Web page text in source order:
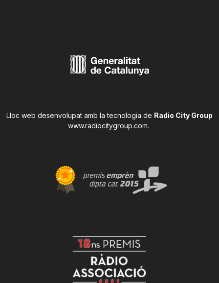
Lloc web desenvolupat amb la tecnologia de Radio City Group
www.radiocitygroup.com.